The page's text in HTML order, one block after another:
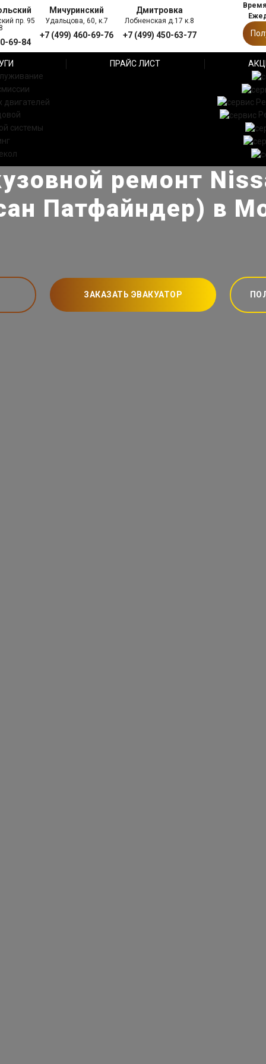
пр. 95
69-84
Мичуринский
Удальцова, 60, к.7
+7 (499) 460-69-76
Дмитровка
Лобненская д.17 к.8
+7 (499) 450-63-77
ПРАЙС ЛИСТ
системы
ремонт
Патфайндер) в
ЗАКАЗАТЬ ЭВАКУАТОР